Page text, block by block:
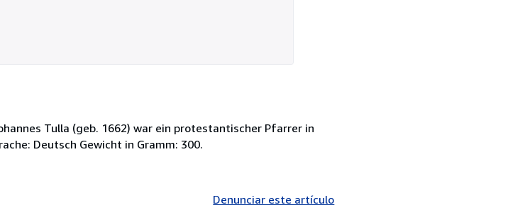
Tulla (geb. 1662) war ein protestantischer Pfarrer in
Deutsch Gewicht in Gramm: 300.
Denunciar este artículo